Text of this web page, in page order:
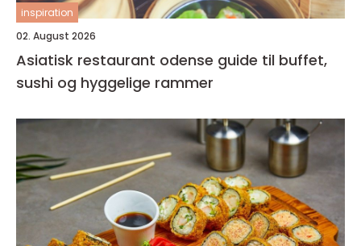
inspiration
02. August 2026
Asiatisk restaurant odense guide til buffet,
sushi og hyggelige rammer